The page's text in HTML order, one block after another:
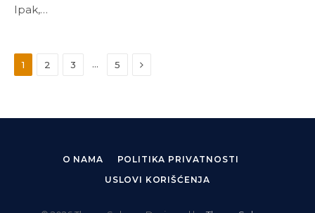
Ipak,…
1 2 3 … 5 Next
O NAMA
POLITIKA PRIVATNOSTI
USLOVI KORIŠĆENJA